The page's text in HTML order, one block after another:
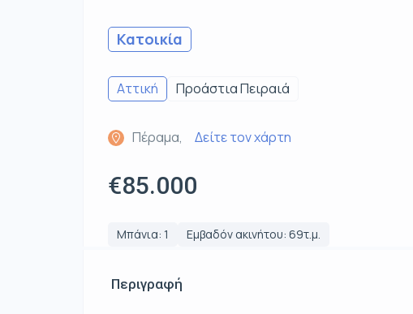
Κατοικία
Αττική Προάστια Πειραιά
Πέραμα, Δείτε τον χάρτη
€85.000
Μπάνια: 1 Εμβαδόν ακινήτου: 69τ.μ.
Περιγραφή